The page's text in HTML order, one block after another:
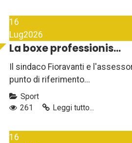
16
Lug2026
La boxe professionis...
Il sindaco Fioravanti e
punto di riferimento...
Sport
261
Leggi tutto...
16